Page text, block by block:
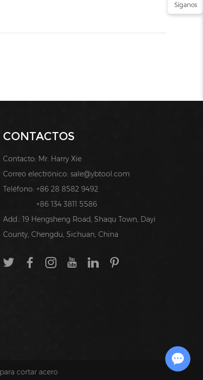
CONTACTOS
Contacto: Mr. Harry Xie
Correo electrónico: sale@ybtool.com
Teléfono: +86 28 8582 9492
+86 134 3811 5586
Add.: 19 Hengsheng Road, Shaqu Town, Dayi
County, Chengdu, Sichuan, China
cortar acero
Síganos
Chat with Us